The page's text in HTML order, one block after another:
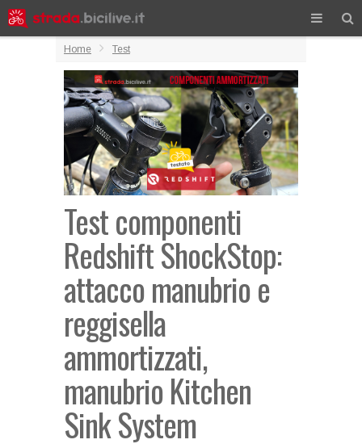
Home Test
Test componenti
Redshift ShockStop:
attacco manubrio e
reggisella
ammortizzati,
manubrio Kitchen
Sink System